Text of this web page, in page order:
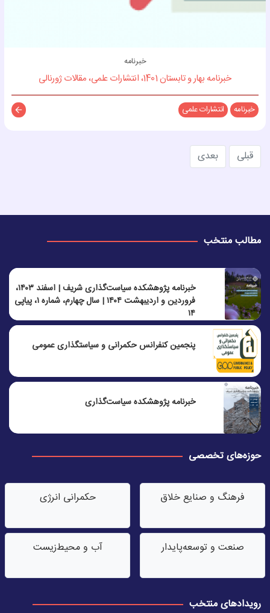
خبرنامه
خبرنامه بهار و تابستان 1401، انتشارات علمی، مقالات ژورنالی
خبرنامه انتشارات علمی
قبلی بعدی
مطالب منتخب
خبرنامه پژوهشکده سیاست‌گذاری شریف | اسفند ۱۴۰۳،
فروردین و اردیبهشت ۱۴۰۴ | سال چهارم، شماره ۱، پیاپی
۱۴
پنجمين كنفرانس حكمرانی و سياستگذاری عمومی
خبرنامه پژوهشکده سیاست‌گذاری
حوزه‌های تخصصی
فرهنگ و صنایع خلاق حکمرانی انرژی
صنعت‌ و توسعه‌پایدار آب‌ و محیط‌زیست
رویدادهای منتخب